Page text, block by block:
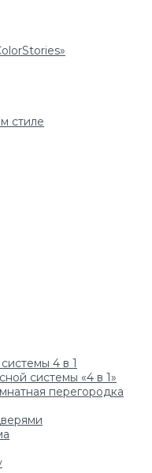
стиле
4 в 1
системы «4 в 1»
перегородка